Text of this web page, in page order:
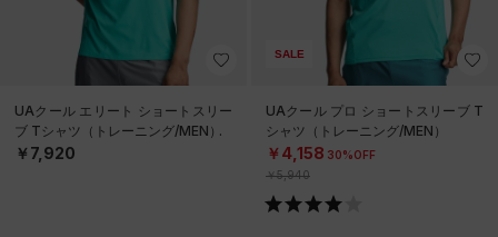
UAクール エリート ショートスリー
ブ Tシャツ（トレーニング/MEN）
￥7,920
SALE
UAクール プロ ショートスリーブ T
シャツ（トレーニング/MEN）
￥4,158 30%OFF
￥5,940